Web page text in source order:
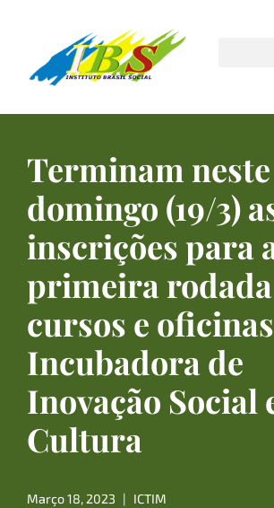
Avançar
para
Terminam neste
domingo (19/3)
inscrições para
primeira
cursos e
Incubadora de
Inovação Social
Cultura
Março 18, 2023 ICTIM